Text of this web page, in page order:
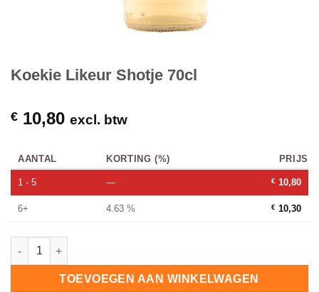
Koekie Likeur Shotje 70cl
€ 10,80 excl. btw
AANTAL KORTING (%) PRIJS
1 - 5 — € 10,80
6+ 4.63 % € 10,30
Koekie Likeur Shotje 70cl hoeveelheid
TOEVOEGEN AAN WINKELWAGEN